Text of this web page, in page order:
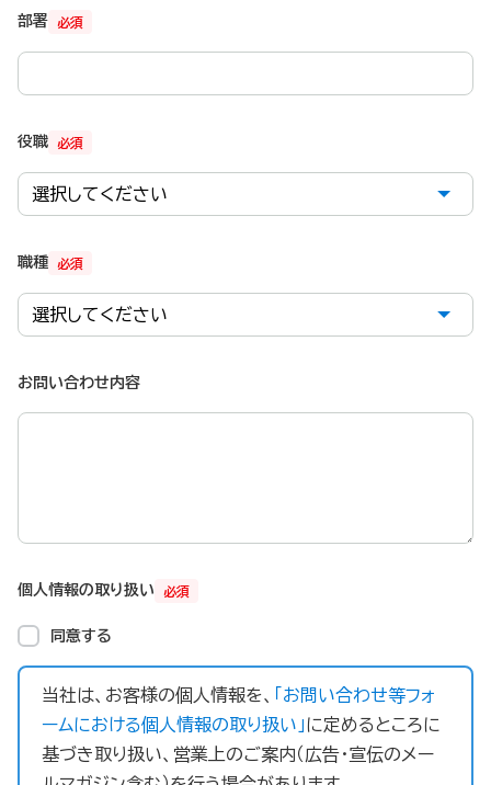
必須
部署
必須
役職
必須
職種
お問い合わせ内容
必須
個人情報の取り扱い
同意する
当社は、お客様の個人情報を、
「お問い合わせ等フォ
ームにおける個人情報の取り扱い」に定めるところに
基づき取り扱い、営業上のご案内（広告・宣伝のメー